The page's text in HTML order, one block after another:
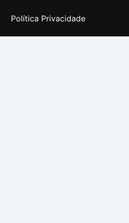
Política Privacidade